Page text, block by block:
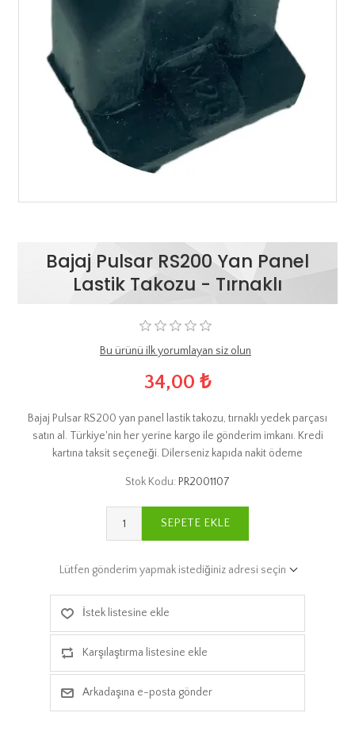
Bajaj Pulsar RS200 Yan Panel
Lastik Takozu - Tırnaklı
Bu ürünü ilk yorumlayan siz olun
34,00 ₺
Bajaj Pulsar RS200 yan panel lastik takozu, tırnaklı yedek parçası
satın al. Türkiye'nin her yerine kargo ile gönderim imkanı. Kredi
kartına taksit seçeneği. Dilerseniz kapıda nakit ödeme
Stok Kodu: PR2001107
SEPETE EKLE
Lütfen gönderim yapmak istediğiniz adresi seçin
İstek listesine ekle
Karşılaştırma listesine ekle
Arkadaşına e-posta gönder